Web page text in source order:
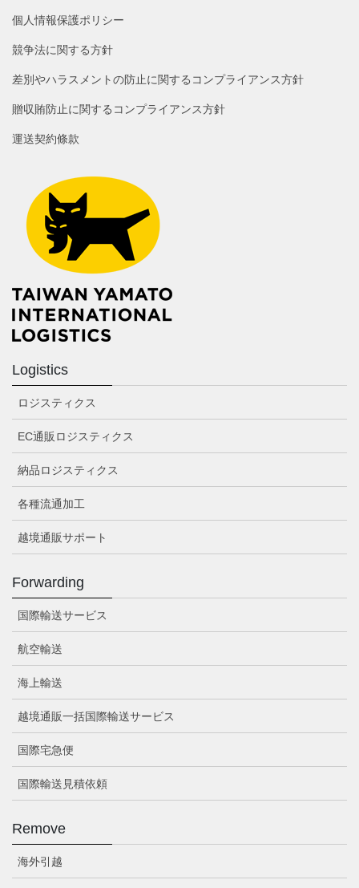
個人情報保護ポリシー
競争法に関する方針
差別やハラスメントの防止に関するコンプライアンス方針
贈収賄防止に関するコンプライアンス方針
運送契約條款
Logistics
ロジスティクス
EC通販ロジスティクス
納品ロジスティクス
各種流通加工
越境通販サポート
Forwarding
国際輸送サービス
航空輸送
海上輸送
越境通販一括国際輸送サービス
国際宅急便
国際輸送見積依頼
Remove
海外引越